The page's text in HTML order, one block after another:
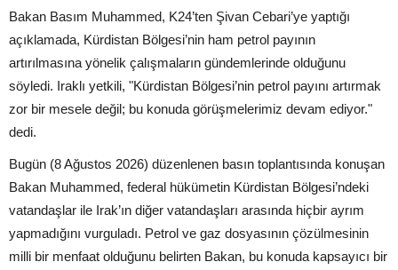
Bakan Basım Muhammed, K24’ten Şivan Cebari’ye yaptığı
açıklamada, Kürdistan Bölgesi’nin ham petrol payının
artırılmasına yönelik çalışmaların gündemlerinde olduğunu
söyledi. Iraklı yetkili, "Kürdistan Bölgesi’nin petrol payını artırmak
zor bir mesele değil; bu konuda görüşmelerimiz devam ediyor."
dedi.
Bugün (8 Ağustos 2026) düzenlenen basın toplantısında konuşan
Bakan Muhammed, federal hükümetin Kürdistan Bölgesi’ndeki
vatandaşlar ile Irak’ın diğer vatandaşları arasında hiçbir ayrım
yapmadığını vurguladı. Petrol ve gaz dosyasının çözülmesinin
milli bir menfaat olduğunu belirten Bakan, bu konuda kapsayıcı bir